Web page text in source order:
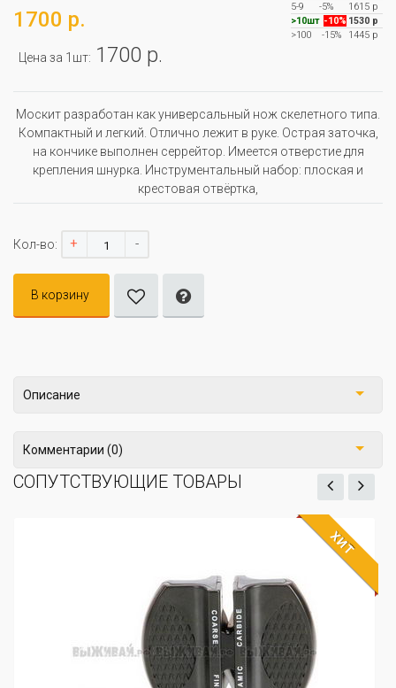
1700 р.
Цена за 1шт: 1700 р.
5-9
-5%
1615 р
>10шт -10% 1530 р
>100
-15% 1445 р
Москит разработан как универсальный нож скелетного типа.
Компактный и легкий. Отлично лежит в руке. Острая заточка,
на кончике выполнен серрейтор. Имеется отверстие для
крепления шнурка. Инструментальный набор: плоская и
крестовая отвёртка,
Кол-во: + -
В корзину
Описание
Комментарии (0)
СОПУТСТВУЮЩИЕ ТОВАРЫ
ХИТ